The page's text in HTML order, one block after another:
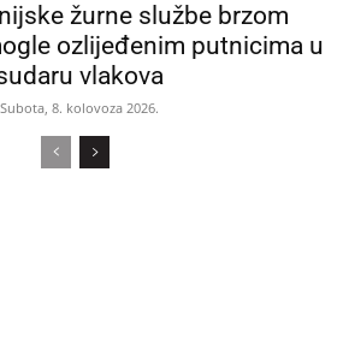
žurne službe brzom
ozlijeđenim putnicima u
vlakova
Subota, 8. kolovoza 2026.